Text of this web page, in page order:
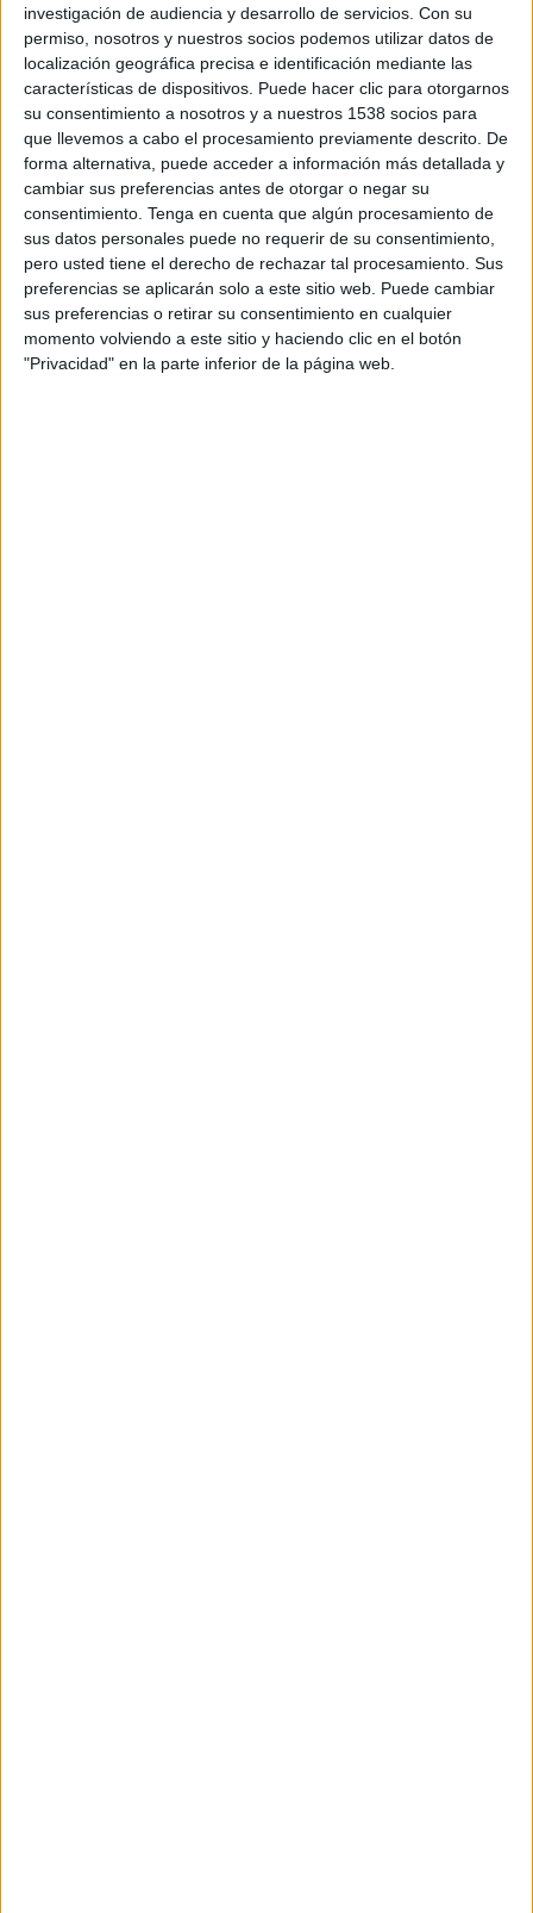
investigación de audiencia y desarrollo de servicios. Con su
permiso, nosotros y nuestros socios podemos utilizar datos de
localización geográfica precisa e identificación mediante las
características de dispositivos. Puede hacer clic para otorgarnos
su consentimiento a nosotros y a nuestros 1538 socios para
que llevemos a cabo el procesamiento previamente descrito. De
forma alternativa, puede acceder a información más detallada y
cambiar sus preferencias antes de otorgar o negar su
consentimiento. Tenga en cuenta que algún procesamiento de
sus datos personales puede no requerir de su consentimiento,
pero usted tiene el derecho de rechazar tal procesamiento. Sus
preferencias se aplicarán solo a este sitio web. Puede cambiar
sus preferencias o retirar su consentimiento en cualquier
momento volviendo a este sitio y haciendo clic en el botón
"Privacidad" en la parte inferior de la página web.